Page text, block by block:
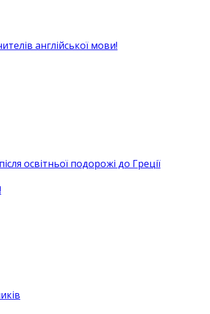
англійської мови!
освітньої подорожі до Греції